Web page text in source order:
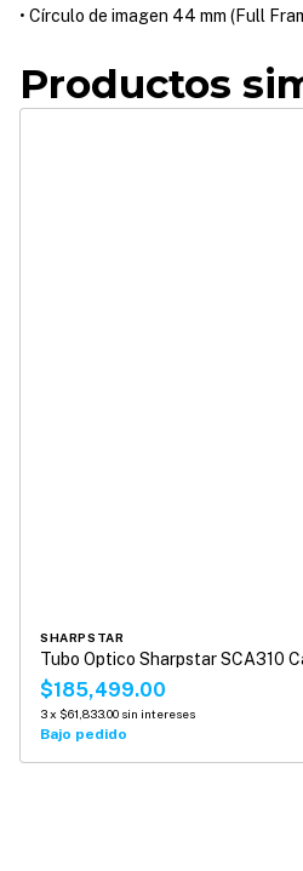
• Círculo de imagen 44 mm (Full
Productos
SHARPSTAR
Tubo Optico Sharpstar SCA310
$185,499.00
3x $61,833.00 sin intereses
Bajo pedido